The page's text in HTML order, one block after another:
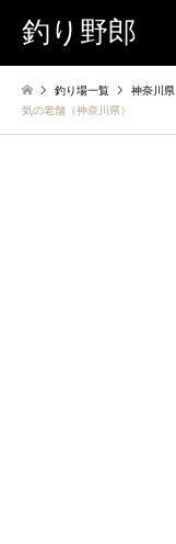
釣り野郎
釣り場一覧 神奈川県
気の老舗（神奈川県）